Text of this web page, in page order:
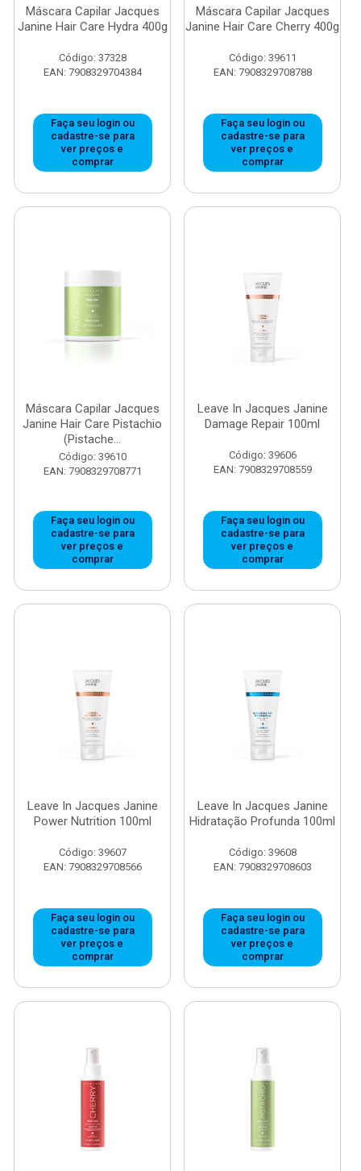
Máscara Capilar Jacques
Janine Hair Care Hydra 400g
Código: 37328
EAN: 7908329704384
Faça seu login ou
cadastre-se para
ver preços e
comprar
Máscara Capilar Jacques
Janine Hair Care Cherry 400g
Código: 39611
EAN: 7908329708788
Faça seu login ou
cadastre-se para
ver preços e
comprar
Máscara Capilar Jacques
Janine Hair Care Pistachio
(Pistache...
Código: 39610
EAN: 7908329708771
Faça seu login ou
cadastre-se para
ver preços e
comprar
Leave In Jacques Janine
Damage Repair 100ml
Código: 39606
EAN: 7908329708559
Faça seu login ou
cadastre-se para
ver preços e
comprar
Leave In Jacques Janine
Power Nutrition 100ml
Código: 39607
EAN: 7908329708566
Faça seu login ou
cadastre-se para
ver preços e
comprar
Leave In Jacques Janine
Hidratação Profunda 100ml
Código: 39608
EAN: 7908329708603
Faça seu login ou
cadastre-se para
ver preços e
comprar